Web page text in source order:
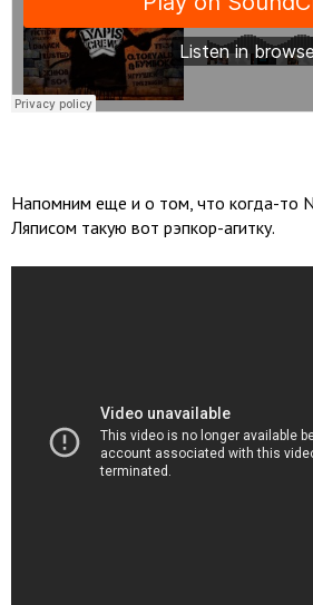
Напомним еще и о том, что когда-то
Ляписом такую вот рэпкор-агитку.